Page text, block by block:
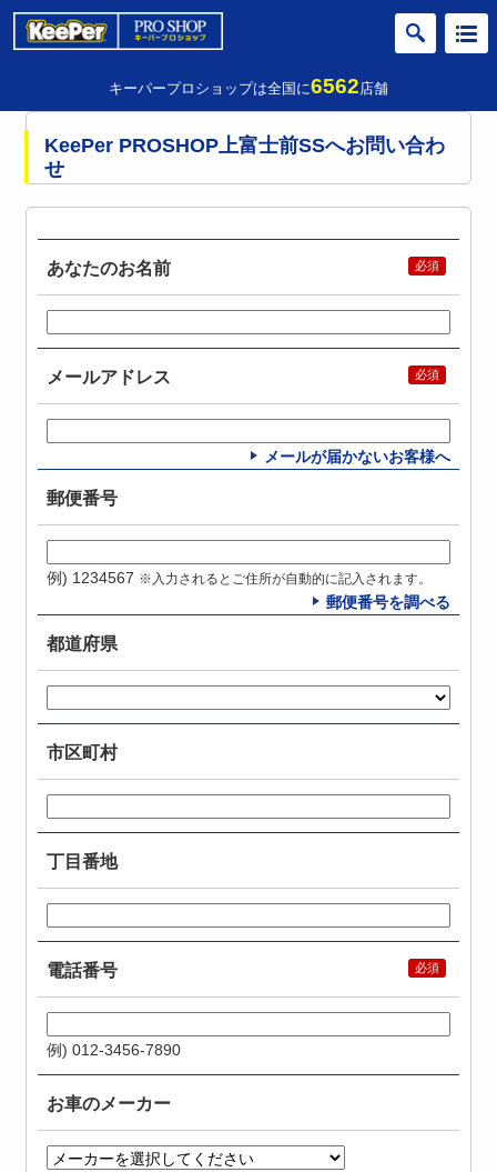
キーパープロショップは全国に6562店舗
KeePer PROSHOP上富士前SSへお問い合わ
せ
あなたのお名前
メールアドレス
メールが届かないお客様へ
郵便番号
例) 1234567 ※入力されるとご住所が自動的に記入されます。
郵便番号を調べる
都道府県
市区町村
丁目番地
電話番号
例) 012-3456-7890
お車のメーカー